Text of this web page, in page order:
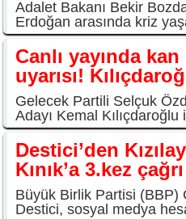
Adalet Bakanı Bekir
Erdoğan arasında kriz
Canlı yayında
uyarısı!
Gelecek Partili Selçuk
Adayı Kemal
Destici’den
Kınık’a 3.kez çağrı
Büyük Birlik Partisi (BBP)
Destici, sosyal medya